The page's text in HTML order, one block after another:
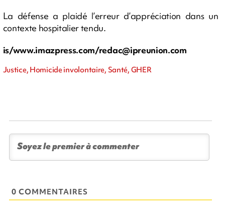
La défense a plaidé l’erreur d’appréciation dans un
contexte hospitalier tendu.
is/www.imazpress.com/redac@ipreunion.com
Justice, Homicide involontaire, Santé, GHER
0 COMMENTAIRES